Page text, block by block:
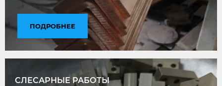
ПОДРОБНЕЕ
СЛЕСАРНЫЕ РАБОТЫ